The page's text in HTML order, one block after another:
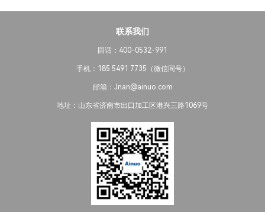
联系我们
固话：400-0532-991
手机：185 5491 7735（微信同号）
邮箱：Jnan@ainuo.com
地址：山东省济南市出口加工区港兴三路1069号